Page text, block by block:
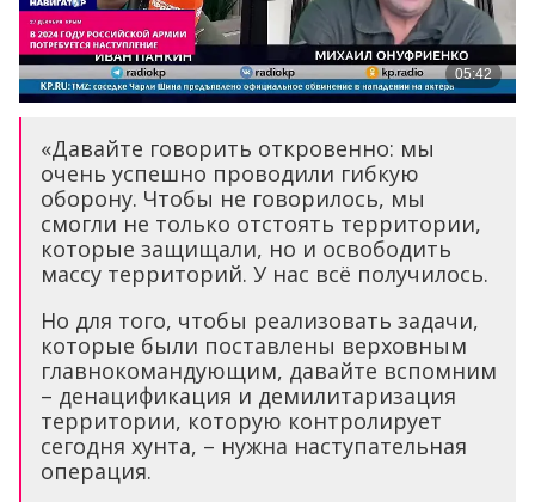
«Давайте говорить откровенно: мы
очень успешно проводили гибкую
оборону. Чтобы не говорилось, мы
смогли не только отстоять территории,
которые защищали, но и освободить
массу территорий. У нас всё получилось.
Но для того, чтобы реализовать задачи,
которые были поставлены верховным
главнокомандующим, давайте вспомним
– денацификация и демилитаризация
территории, которую контролирует
сегодня хунта, – нужна наступательная
операция.